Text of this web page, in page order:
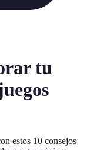
tu
estos 10 consejos